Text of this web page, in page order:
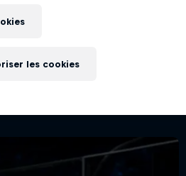
les cookies